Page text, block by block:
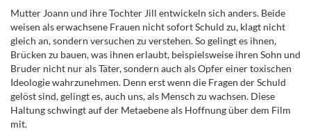
Mutter Joann und ihre Tochter Jill entwickeln sich anders. Beide
weisen als erwachsene Frauen nicht sofort Schuld zu, klagt nicht
gleich an, sondern versuchen zu verstehen. So gelingt es ihnen,
Brücken zu bauen, was ihnen erlaubt, beispielsweise ihren Sohn und
Bruder nicht nur als Täter, sondern auch als Opfer einer toxischen
Ideologie wahrzunehmen. Denn erst wenn die Fragen der Schuld
gelöst sind, gelingt es, auch uns, als Mensch zu wachsen. Diese
Haltung schwingt auf der Metaebene als Hoffnung über dem Film
mit.